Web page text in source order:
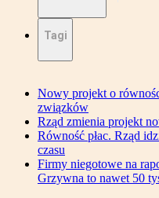
Tagi
Nowy projekt o
związków
Rząd zmienia projekt
Równość płac. Rząd
czasu
Firmy niegotowe na
Grzywna to nawet 50